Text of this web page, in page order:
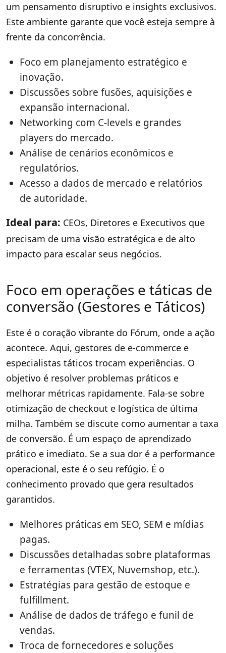
um pensamento disruptivo e insights exclusivos.
Este ambiente garante que você esteja sempre à
frente da concorrência.
Foco em planejamento estratégico e
inovação.
Discussões sobre fusões, aquisições e
expansão internacional.
Networking com C-levels e grandes
players do mercado.
Análise de cenários econômicos e
regulatórios.
Acesso a dados de mercado e relatórios
de autoridade.
Ideal para: CEOs, Diretores e Executivos que
precisam de uma visão estratégica e de alto
impacto para escalar seus negócios.
Foco em operações e táticas de
conversão (Gestores e Táticos)
Este é o coração vibrante do Fórum, onde a ação
acontece. Aqui, gestores de e-commerce e
especialistas táticos trocam experiências. O
objetivo é resolver problemas práticos e
melhorar métricas rapidamente. Fala-se sobre
otimização de checkout e logística de última
milha. Também se discute como aumentar a taxa
de conversão. É um espaço de aprendizado
prático e imediato. Se a sua dor é a performance
operacional, este é o seu refúgio. É o
conhecimento provado que gera resultados
garantidos.
Melhores práticas em SEO, SEM e mídias
pagas.
Discussões detalhadas sobre plataformas
e ferramentas (VTEX, Nuvemshop, etc.).
Estratégias para gestão de estoque e
fulfillment.
Análise de dados de tráfego e funil de
vendas.
Troca de fornecedores e soluções